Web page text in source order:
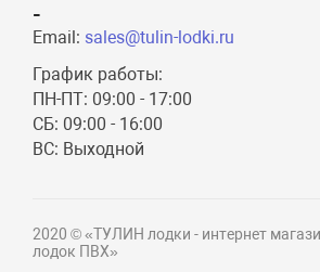
-
Email: sales@tulin-lodki.ru
График работы:
ПН-ПТ: 09:00 - 17:00
СБ: 09:00 - 16:00
ВС: Выходной
2020 © «ТУЛИН лодки - интернет
лодок ПВХ»